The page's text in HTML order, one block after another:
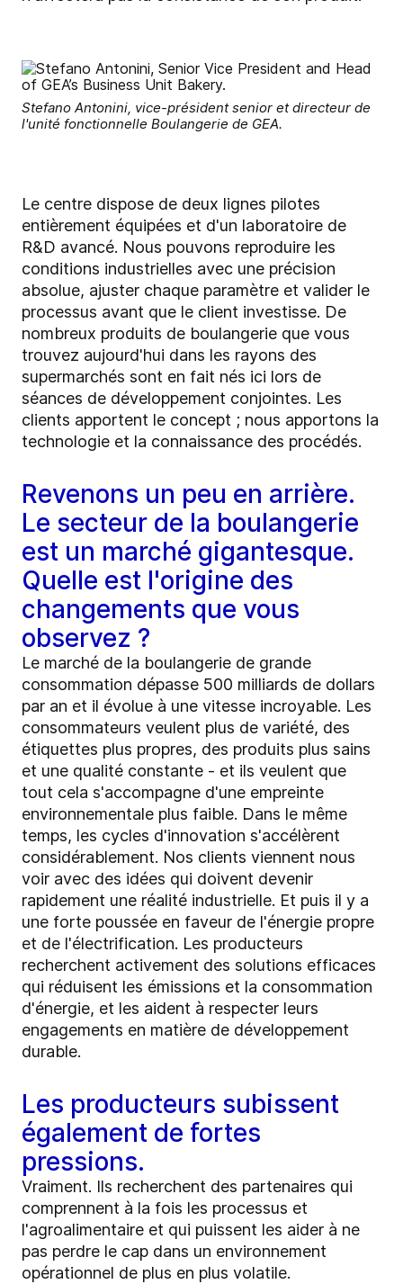
Stefano Antonini, vice-président senior et directeur de
l'unité fonctionnelle Boulangerie de GEA.
Le centre dispose de deux lignes pilotes
entièrement équipées et d'un laboratoire de
R&D avancé. Nous pouvons reproduire les
conditions industrielles avec une précision
absolue, ajuster chaque paramètre et valider le
processus avant que le client investisse. De
nombreux produits de boulangerie que vous
trouvez aujourd'hui dans les rayons des
supermarchés sont en fait nés ici lors de
séances de développement conjointes. Les
clients apportent le concept ; nous apportons la
technologie et la connaissance des procédés.
Revenons un peu en arrière.
Le secteur de la boulangerie
est un marché gigantesque.
Quelle est l'origine des
changements que vous
observez ?
Le marché de la boulangerie de grande
consommation dépasse 500 milliards de dollars
par an et il évolue à une vitesse incroyable. Les
consommateurs veulent plus de variété, des
étiquettes plus propres, des produits plus sains
et une qualité constante - et ils veulent que
tout cela s'accompagne d'une empreinte
environnementale plus faible. Dans le même
temps, les cycles d'innovation s'accélèrent
considérablement. Nos clients viennent nous
voir avec des idées qui doivent devenir
rapidement une réalité industrielle. Et puis il y a
une forte poussée en faveur de l'énergie propre
et de l'électrification. Les producteurs
recherchent activement des solutions efficaces
qui réduisent les émissions et la consommation
d'énergie, et les aident à respecter leurs
engagements en matière de développement
durable.
Les producteurs subissent
également de fortes
pressions.
Vraiment. Ils recherchent des partenaires qui
comprennent à la fois les processus et
l'agroalimentaire et qui puissent les aider à ne
pas perdre le cap dans un environnement
opérationnel de plus en plus volatile.